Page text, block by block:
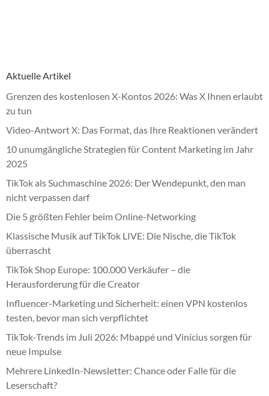
Aktuelle Artikel
Grenzen des kostenlosen X-Kontos 2026: Was X Ihnen erlaubt
zu tun
Video-Antwort X: Das Format, das Ihre Reaktionen verändert
10 unumgängliche Strategien für Content Marketing im Jahr
2025
TikTok als Suchmaschine 2026: Der Wendepunkt, den man
nicht verpassen darf
Die 5 größten Fehler beim Online-Networking
Klassische Musik auf TikTok LIVE: Die Nische, die TikTok
überrascht
TikTok Shop Europe: 100.000 Verkäufer – die
Herausforderung für die Creator
Influencer-Marketing und Sicherheit: einen VPN kostenlos
testen, bevor man sich verpflichtet
TikTok-Trends im Juli 2026: Mbappé und Vinícius sorgen für
neue Impulse
Mehrere LinkedIn-Newsletter: Chance oder Falle für die
Leserschaft?